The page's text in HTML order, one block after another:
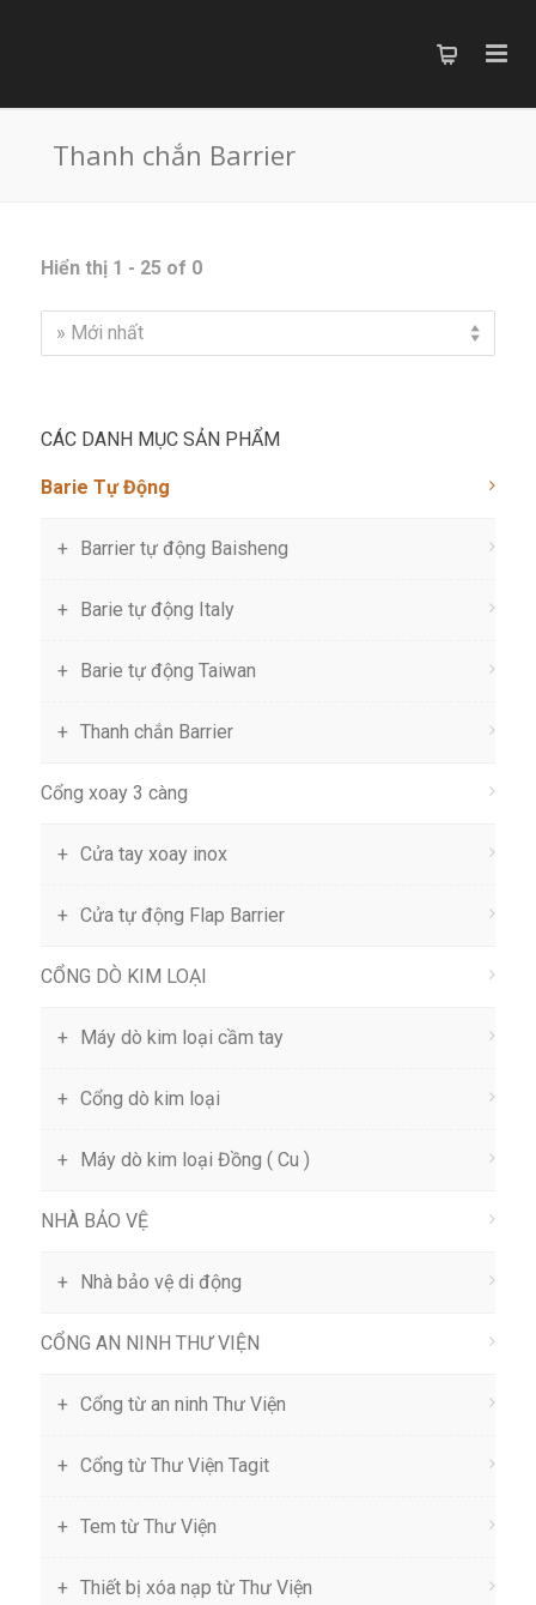
Thanh chắn Barrier
Hiển thị 1 - 25 of 0
» Mới nhất
CÁC DANH MỤC SẢN PHẨM
Barie Tự Động
Barrier tự động Baisheng
Barie tự động Italy
Barie tự động Taiwan
Thanh chắn Barrier
Cổng xoay 3 càng
Cửa tay xoay inox
Cửa tự động Flap Barrier
CỔNG DÒ KIM LOẠI
Máy dò kim loại cầm tay
Cổng dò kim loại
Máy dò kim loại Đồng ( Cu )
NHÀ BẢO VỆ
Nhà bảo vệ di động
CỔNG AN NINH THƯ VIỆN
Cổng từ an ninh Thư Viện
Cổng từ Thư Viện Tagit
Tem từ Thư Viện
Thiết bị xóa nạp từ Thư Viện